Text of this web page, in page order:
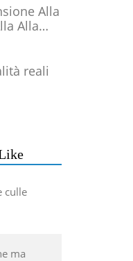
Alla
Alla
reali
culle
ma